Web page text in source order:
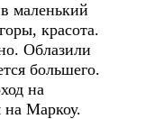
маленький
красота.
Облазили
большего.
на
на Маркоу.